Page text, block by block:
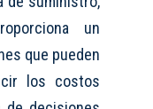
un
que pueden
los costos